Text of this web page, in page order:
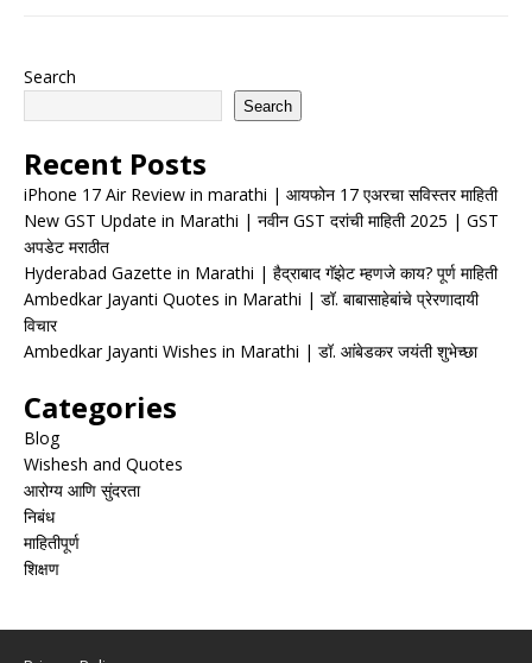
Search
Search
Recent Posts
iPhone 17 Air Review in marathi | आयफोन 17 एअरचा सविस्तर माहिती
New GST Update in Marathi | नवीन GST दरांची माहिती 2025 | GST
अपडेट मराठीत
Hyderabad Gazette in Marathi | हैद्राबाद गॅझेट म्हणजे काय? पूर्ण माहिती
Ambedkar Jayanti Quotes in Marathi | डॉ. बाबासाहेबांचे प्रेरणादायी
विचार
Ambedkar Jayanti Wishes in Marathi | डॉ. आंबेडकर जयंती शुभेच्छा
Categories
Blog
Wishesh and Quotes
आरोग्य आणि सुंदरता
निबंध
माहितीपूर्ण
शिक्षण